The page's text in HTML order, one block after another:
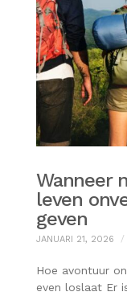
Wanneer
leven
geven
JANUARI 21, 2026
Hoe avontuur
even loslaat Er